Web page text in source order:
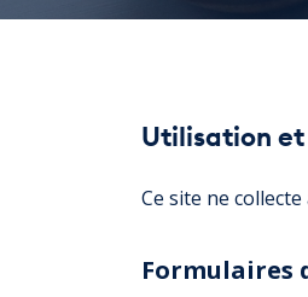
Utilisation et
Ce site ne
Formulaires